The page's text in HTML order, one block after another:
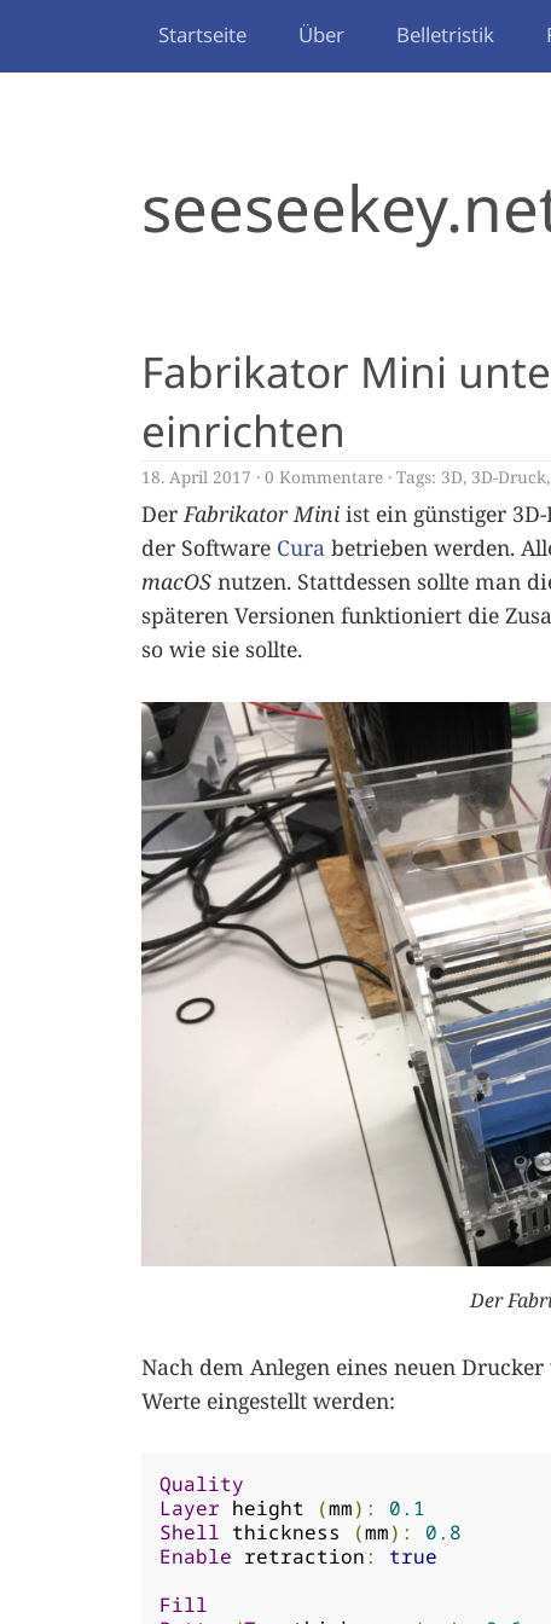
Startseite Über Belletristik
Fabrikator Mini
einrichten
18. April 2017 0 Kommentare Tags: 3D, 3D-Druck,
DerFabrikator Mini ist ein günstiger
der Software Cura betrieben werden.
macOS nutzen. Stattdessen sollte man
späteren Versionen funktioniert die
so wie sie sollte.
Der
Nach dem Anlegen eines neuen
Werte eingestellt werden:
Quality
Layer height (mm):
0.1
Shell thickness (mm):
0.8
Enable retraction:
true
Fill